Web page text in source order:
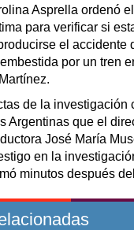
Asprella ordenó
para verificar si
el accidente
por un tren
de la investigación
Argentinas que el
José María
en la
minutos después